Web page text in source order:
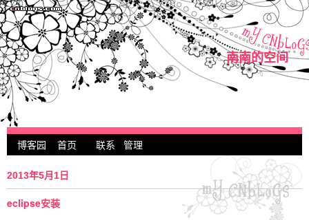
南南的空间
博客园 首页 联系 管理
2013年5月1日
eclipse安装